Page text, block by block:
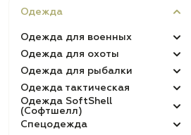
Одежда
Одежда для военных
Одежда для охоты
Одежда для рыбалки
Одежда тактическая
Одежда SoftShell
(Софтшелл)
Спецодежда